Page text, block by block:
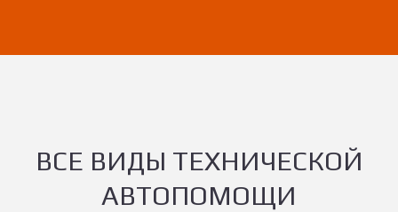
ВСЕ ВИДЫ ТЕХНИЧЕСКОЙ
АВТОПОМОЩИ